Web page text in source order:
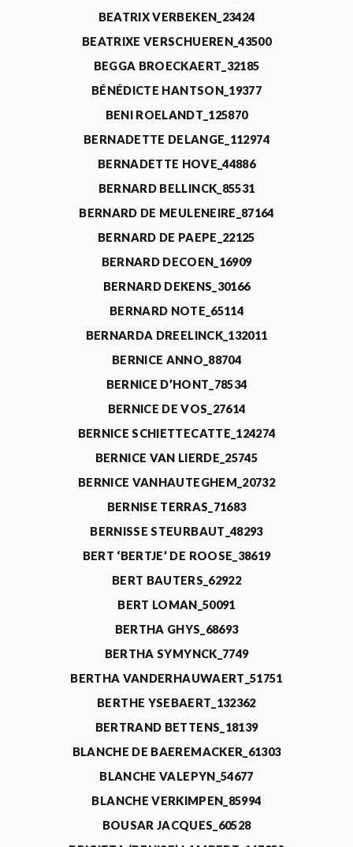
BEATRIX VERBEKEN_23424
BEATRIXE VERSCHUEREN_43500
BEGGA BROECKAERT_32185
BÉNÉDICTE HANTSON_19377
BENI ROELANDT_125870
BERNADETTE DELANGE_112974
BERNADETTE HOVE_44886
BERNARD BELLINCK_85531
BERNARD DE MEULENEIRE_87164
BERNARD DE PAEPE_22125
BERNARD DECOEN_16909
BERNARD DEKENS_30166
BERNARD NOTE_65114
BERNARDA DREELINCK_132011
BERNICE ANNO_88704
BERNICE D’HONT_78534
BERNICE DE VOS_27614
BERNICE SCHIETTECATTE_124274
BERNICE VAN LIERDE_25745
BERNICE VANHAUTEGHEM_20732
BERNISE TERRAS_71683
BERNISSE STEURBAUT_48293
BERT ‘BERTJE’ DE ROOSE_38619
BERT BAUTERS_62922
BERT LOMAN_50091
BERTHA GHYS_68693
BERTHA SYMYNCK_7749
BERTHA VANDERHAUWAERT_51751
BERTHE YSEBAERT_132362
BERTRAND BETTENS_18139
BLANCHE DE BAEREMACKER_61303
BLANCHE VALEPYN_54677
BLANCHE VERKIMPEN_85994
BOUSAR JACQUES_60528